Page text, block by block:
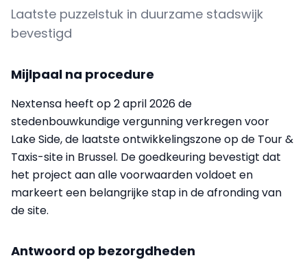
Laatste puzzelstuk in duurzame stadswijk
bevestigd
Mijlpaal na procedure
Nextensa heeft op 2 april 2026 de
stedenbouwkundige vergunning verkregen voor
Lake Side, de laatste ontwikkelingszone op de Tour &
Taxis-site in Brussel. De goedkeuring bevestigt dat
het project aan alle voorwaarden voldoet en
markeert een belangrijke stap in de afronding van
de site.
Antwoord op bezorgdheden